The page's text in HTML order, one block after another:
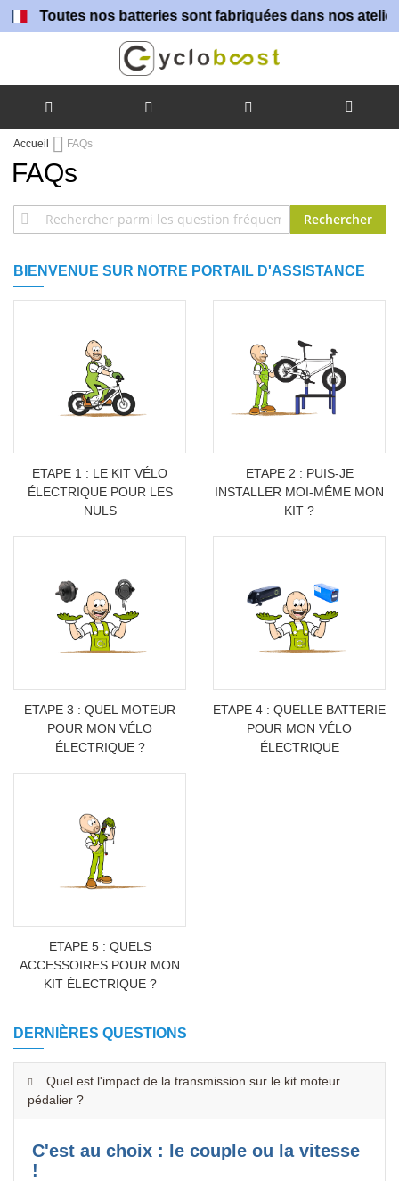
Toutes nos batteries sont fabriquées dans nos ateliers
Allez
contenu
Accueil FAQs
FAQs
Rechercher
BIENVENUE SUR NOTRE PORTAIL D'ASSISTANCE
ETAPE 1 : LE KIT VÉLO
ÉLECTRIQUE POUR LES
NULS
ETAPE 2 : PUIS-JE
INSTALLER MOI-MÊME MON
KIT ?
ETAPE 3 : QUEL MOTEUR
POUR MON VÉLO
ÉLECTRIQUE ?
ETAPE 4 : QUELLE BATTERIE
POUR MON VÉLO
ÉLECTRIQUE
ETAPE 5 : QUELS
ACCESSOIRES POUR MON
KIT ÉLECTRIQUE ?
DERNIÈRES QUESTIONS
Quel est l'impact de la transmission sur le kit moteur
pédalier ?
C'est au choix : le couple ou la vitesse
!